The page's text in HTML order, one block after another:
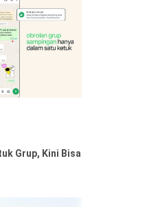
Grup, Kini Bisa